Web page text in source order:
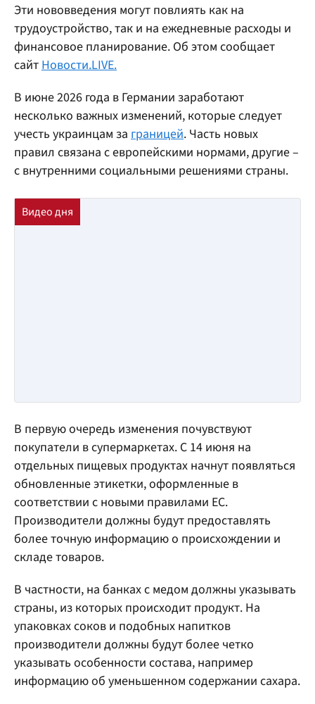
Эти нововведения могут повлиять как на
трудоустройство, так и на ежедневные расходы и
финансовое планирование. Об этом сообщает
сайт Новости.LIVE.
В июне 2026 года в Германии заработают
несколько важных изменений, которые следует
учесть украинцам за границей. Часть новых
правил связана с европейскими нормами, другие –
с внутренними социальными решениями страны.
В первую очередь изменения почувствуют
покупатели в супермаркетах. С 14 июня на
отдельных пищевых продуктах начнут появляться
обновленные этикетки, оформленные в
соответствии с новыми правилами ЕС.
Производители должны будут предоставлять
более точную информацию о происхождении и
складе товаров.
В частности, на банках с медом должны указывать
страны, из которых происходит продукт. На
упаковках соков и подобных напитков
производители должны будут более четко
указывать особенности состава, например
информацию об уменьшенном содержании сахара.